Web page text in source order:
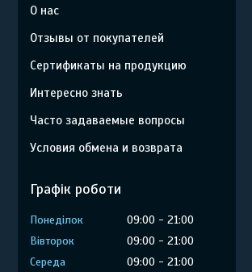
О нас
Отзывы от покупателей
Сертификаты на продукцию
Интересно знать
Часто задаваемые вопросы
Условия обмена и возврата
Графік роботи
Понеділок 09:00
21:00
Вівторок
09:00
21:00
Середа
09:00
21:00